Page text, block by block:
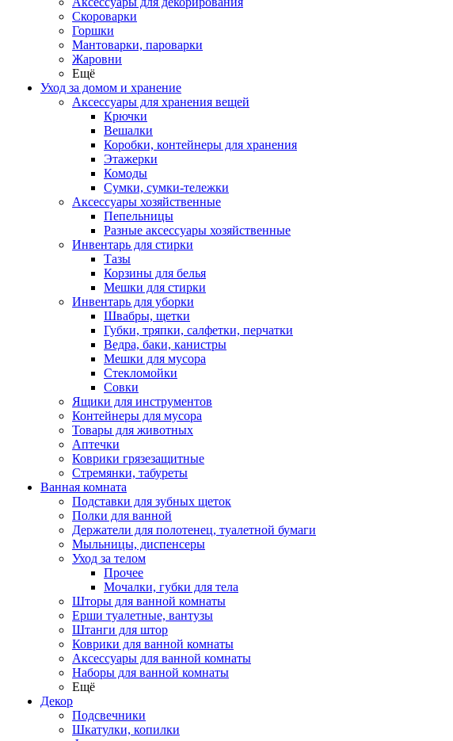
Скороварки
Горшки
Мантоварки, пароварки
Жаровни
Ещё
Уход за домом и хранение
Аксессуары для хранения вещей
Крючки
Вешалки
Коробки, контейнеры для хранения
Этажерки
Комоды
Сумки, сумки-тележки
Аксессуары хозяйственные
Пепельницы
Разные аксессуары хозяйственные
Инвентарь для стирки
Тазы
Корзины для белья
Мешки для стирки
Инвентарь для уборки
Швабры, щетки
Губки, тряпки, салфетки, перчатки
Ведра, баки, канистры
Мешки для мусора
Стекломойки
Совки
Ящики для инструментов
Контейнеры для мусора
Товары для животных
Аптечки
Коврики грязезащитные
Стремянки, табуреты
Ванная комната
Подставки для зубных щеток
Полки для ванной
Держатели для полотенец, туалетной бумаги
Мыльницы, диспенсеры
Уход за телом
Прочее
Мочалки, губки для тела
Шторы для ванной комнаты
Ерши туалетные, вантузы
Штанги для штор
Коврики для ванной комнаты
Аксессуары для ванной комнаты
Наборы для ванной комнаты
Ещё
Декор
Подсвечники
Шкатулки, копилки